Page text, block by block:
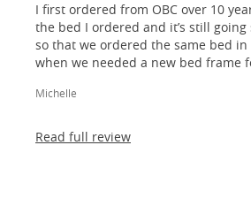
I first ordered from OBC over 10
the bed I ordered and it’s still going
so that we ordered the same bed in
when we needed a new bed frame
Michelle
Read full review